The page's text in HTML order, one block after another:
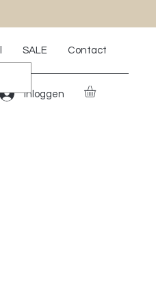
SALE Contact
Inloggen